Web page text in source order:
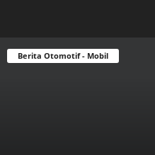
Berita Otomotif - Mobil